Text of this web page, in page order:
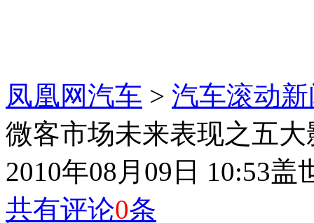
凤凰网汽车 > 汽车滚动
微客市场未来表现之五
2010年08月09日 10:53盖
共有评论0条